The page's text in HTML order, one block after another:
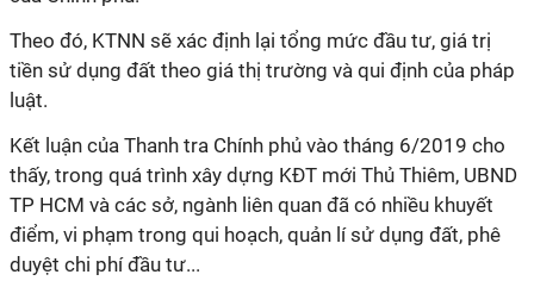
Theo đó, KTNN sẽ xác định lại tổng mức đầu tư, giá trị
tiền sử dụng đất theo giá thị trường và qui định của pháp
luật.
Kết luận của Thanh tra Chính phủ vào tháng 6/2019 cho
thấy, trong quá trình xây dựng KĐT mới Thủ Thiêm, UBND
TP HCM và các sở, ngành liên quan đã có nhiều khuyết
điểm, vi phạm trong qui hoạch, quản lí sử dụng đất, phê
duyệt chi phí đầu tư...